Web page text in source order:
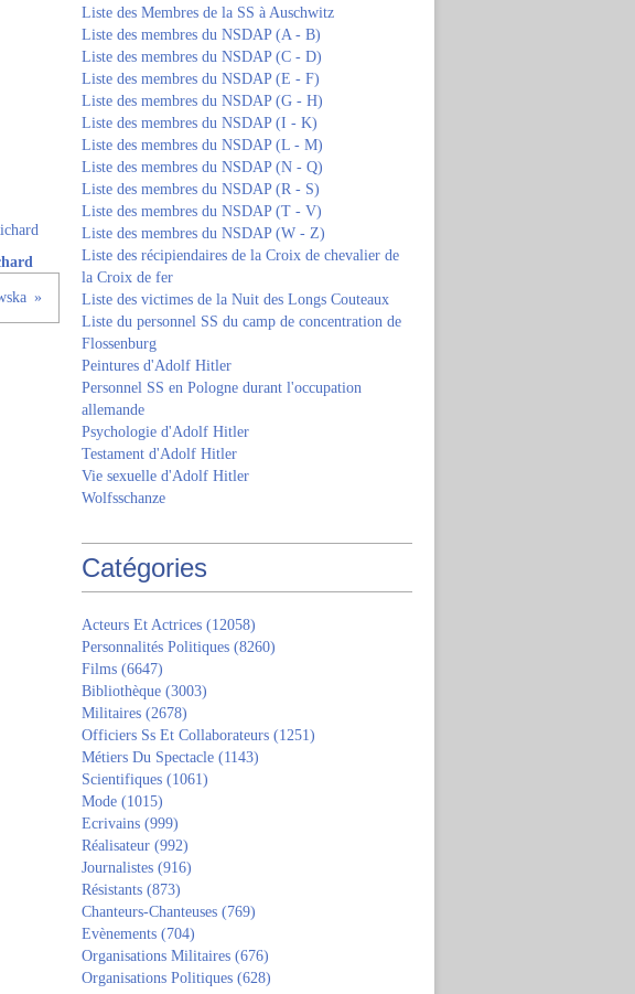
Liste des Membres de la SS à Auschwitz
Liste des membres du NSDAP (A - B)
Liste des membres du NSDAP (C - D)
Liste des membres du NSDAP (E - F)
Liste des membres du NSDAP (G - H)
Liste des membres du NSDAP (I - K)
Liste des membres du NSDAP (L - M)
Liste des membres du NSDAP (N - Q)
Liste des membres du NSDAP (R - S)
Liste des membres du NSDAP (T - V)
Liste des membres du NSDAP (W - Z)
Liste des récipiendaires de la Croix de chevalier de
la Croix de fer
Liste des victimes de la Nuit des Longs Couteaux
Liste du personnel SS du camp de concentration de
Flossenburg
Peintures d'Adolf Hitler
Personnel SS en Pologne durant l'occupation
allemande
Psychologie d'Adolf Hitler
Testament d'Adolf Hitler
Vie sexuelle d'Adolf Hitler
Wolfsschanze
Catégories
Acteurs Et Actrices (12058)
Personnalités Politiques (8260)
Films (6647)
Bibliothèque (3003)
Militaires (2678)
Officiers Ss Et Collaborateurs (1251)
Métiers Du Spectacle (1143)
Scientifiques (1061)
Mode (1015)
Ecrivains (999)
Réalisateur (992)
Journalistes (916)
Résistants (873)
Chanteurs-Chanteuses (769)
Evènements (704)
Organisations Militaires (676)
Organisations Politiques (628)